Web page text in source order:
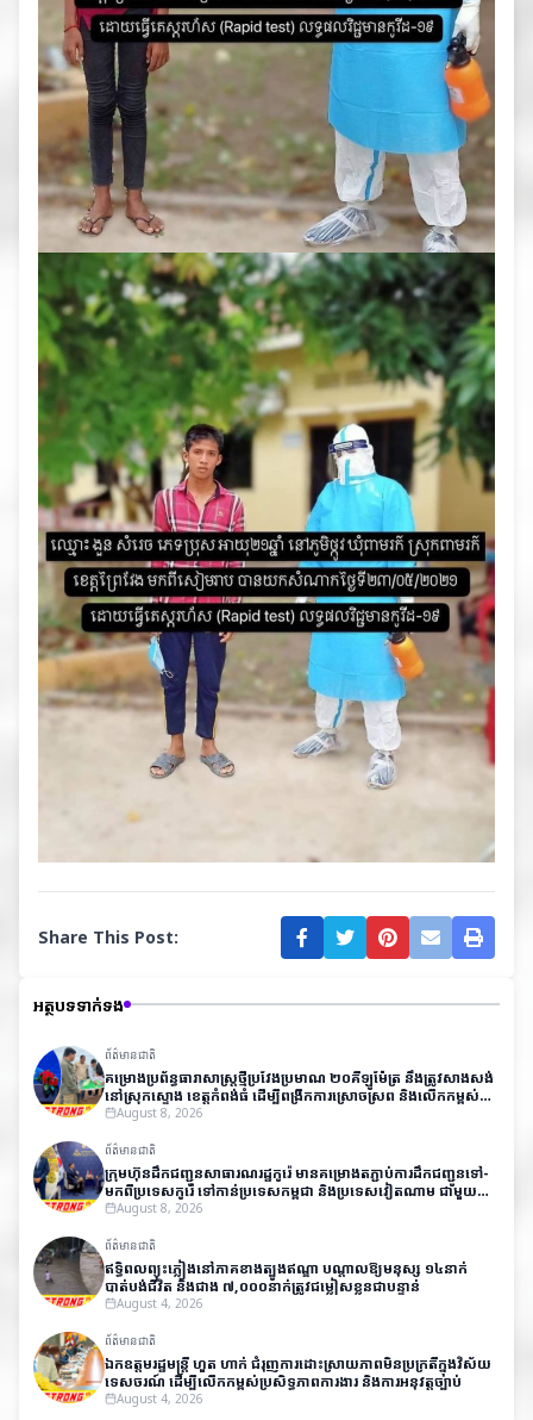
Share This Post:
អត្ថបទទាក់ទង
ព័ត៌មានជាតិ
គម្រោងប្រព័ន្ធធារាសាស្ត្រថ្មីប្រវែងប្រមាណ ២០គីឡូម៉ែត្រ នឹងត្រូវសាងសង់
នៅស្រុកស្ទោង ខេត្តកំពង់ធំ ដើម្បីពង្រីកការស្រោចស្រព និងលើកកម្ពស់
ផលិតភាពកសិកម្ម
August 8, 2026
ព័ត៌មានជាតិ
ក្រុមហ៊ុនដឹកជញ្ជូនសាធារណរដ្ឋកូរ៉េ មានគម្រោងតភ្ជាប់ការដឹកជញ្ជូនទៅ-
មកពីប្រទេសកូរ៉េ​ ទៅកាន់ប្រទេសកម្ពុជា និងប្រទេសវៀតណាម ជាមួយ
តម្លៃសមរម្យ
August 8, 2026
ព័ត៌មានជាតិ
ឥទ្ធិពលព្យុះភ្លៀងនៅភាគខាងត្បូងឥណ្ឌា បណ្តាលឱ្យមនុស្ស ១៤នាក់
បាត់បង់ជីវិត និងជាង ៧,០០០នាក់ត្រូវជម្លៀសខ្លួនជាបន្ទាន់
August 4, 2026
ព័ត៌មានជាតិ
ឯកឧត្តមរដ្ឋមន្ត្រី ហួត ហាក់ ជំរុញការដោះស្រាយភាពមិនប្រក្រតីក្នុងវិស័យ
ទេសចរណ៍ ដើម្បីលើកកម្ពស់ប្រសិទ្ធភាពការងារ និងការអនុវត្តច្បាប់
August 4, 2026